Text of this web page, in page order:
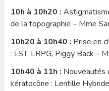
10h à 10h20 :
de la topographie – Mme
10h20 à 10h40 : Prise en
: LST, LRPG, Piggy Back –
10h40 à 11h : Nouveautés
kératocône : Lentille